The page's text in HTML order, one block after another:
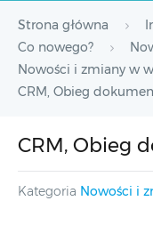
Strona główna
Co nowego?
Nowości i zmiany w
CRM, Obieg
CRM, Obieg
Kategoria Nowości i